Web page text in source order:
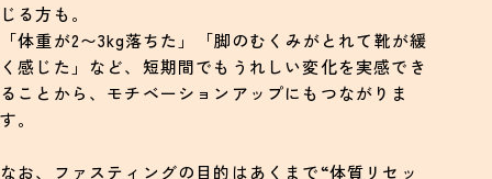
じる方も。
「体重が2〜3kg落ちた」「脚のむくみがとれて靴が緩
く感じた」など、短期間でもうれしい変化を実感でき
ることから、モチベーションアップにもつながりま
す。
なお、ファスティングの目的はあくまで“体質リセッ